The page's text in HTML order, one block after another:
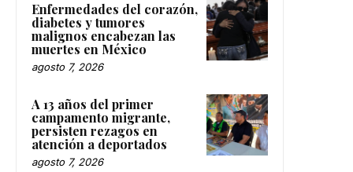
Enfermedades del corazón,
diabetes y tumores
malignos encabezan las
muertes en México
agosto 7, 2026
A 13 años del primer
campamento migrante,
persisten rezagos en
atención a deportados
agosto 7, 2026